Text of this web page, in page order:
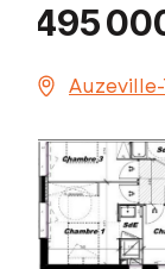
495
Auzeville-